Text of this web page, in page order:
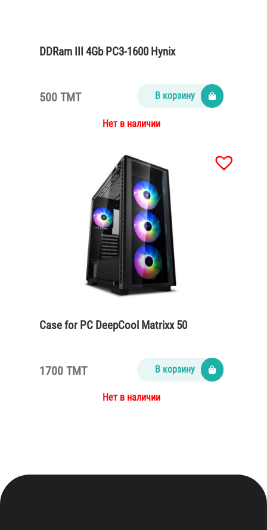
DDRam III 4Gb PC3-1600 Hynix
500 TMT В корзину
Нет в наличии
Case for PC DeepCool Matrixx 50
1700 TMT В корзину
Нет в наличии